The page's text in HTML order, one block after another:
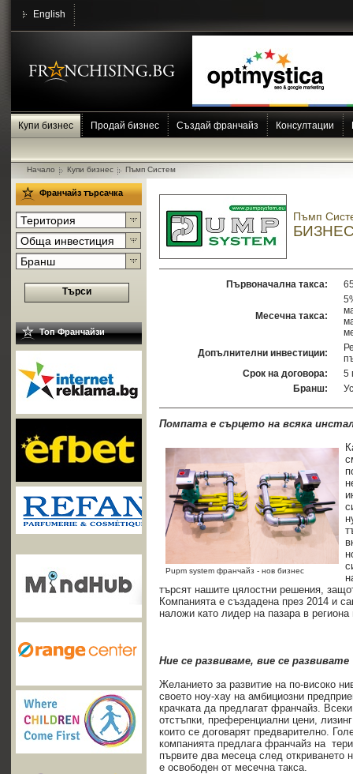
English
Купи бизнес Продай бизнес Създай франчайз Консултации
Начало Купи бизнес Пъмп Систем
Франчайз търсачка
Територия
Обща инвестиция
Бранш
Търси
Топ Франчайзи
Пъмп
Първоначална такса:
Месечна такса:
Допълнителни инвестиции:
Срок на договора:
5
Бранш:
Помпата е сърцето на всяка
Pupm system франчайз - нов бизнес
търсят нашите цялостни решения,
Компанията е създадена през 2014 и
наложи като лидер на пазара в
Ние се развиваме, вие се развивате
Желанието за развитие на по-високо
своето ноу-хау на амбициозни
крачката да предлагат франчайз.
отстъпки, преференциални цени,
които се договарят предварително.
компанията предлага франчайз на
първите два месеца след откриването
е освободен от месечна такса.